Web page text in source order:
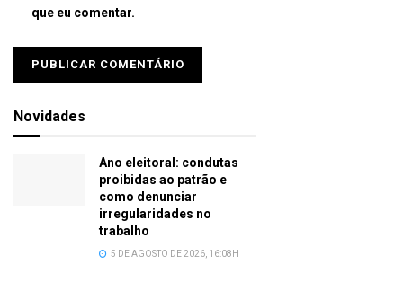
que eu comentar.
Novidades
Ano eleitoral: condutas
proibidas ao patrão e
como denunciar
irregularidades no
trabalho
5 DE AGOSTO DE 2026, 16:08H